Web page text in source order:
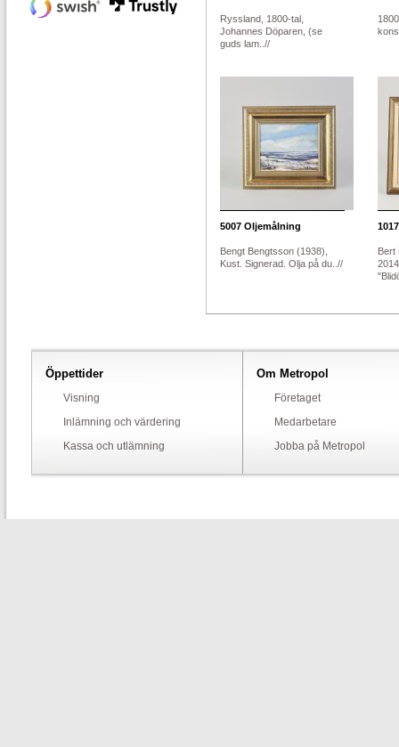
Ryssland, 1800-tal,
Johannes Döparen, (se
guds lam..//
5007 Oljemålning
Bengt Bengtsson (1938),
Kust. Signerad. Olja på du..//
1017
Bert
Öppettider
Visning
Inlämning och värdering
Kassa och utlämning
Om Metropol
Företaget
Medarbetare
Jobba på Metropol